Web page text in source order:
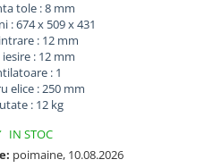
tole : 8 mm
: 674 x 509 x 431
: 12 mm
iesire : 12 mm
: 1
elice : 250 mm
: 12 kg
IN STOC
poimaine, 10.08.2026